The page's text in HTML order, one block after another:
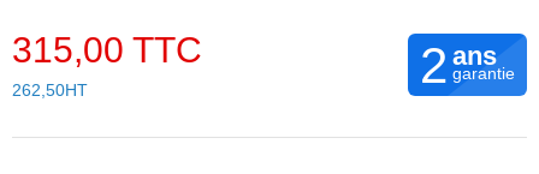
315,00 TTC
262,50HT 2 ans
garantie